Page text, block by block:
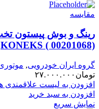
مقایسه
KONEKS ( 00201068)
گروه ایران خودرویی,
تومان ۲۷.۰۰۰.۰۰۰
افزودن به لیست علاقمندی
افزودن به سبد خرید
نمایش سریع